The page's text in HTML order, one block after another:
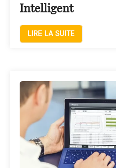
Intelligent
LIRE LA SUITE